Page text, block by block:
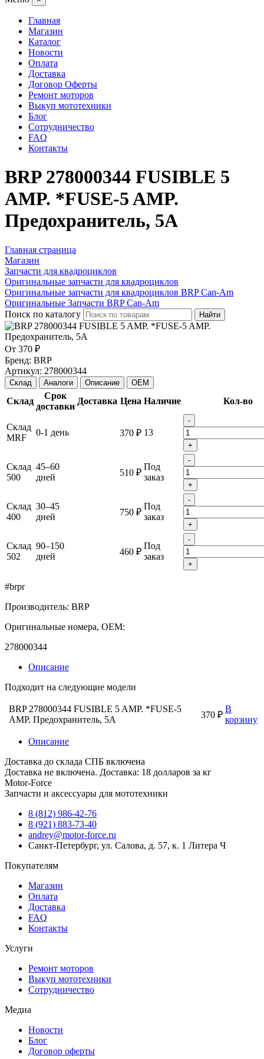
Главная
Магазин
Каталог
Новости
Оплата
Доставка
Договор Оферты
Ремонт моторов
Выкуп мототехники
Блог
Сотрудничество
FAQ
Контакты
BRP 278000344 FUSIBLE 5
AMP. *FUSE-5 AMP.
Предохранитель, 5А
Главная страница
Магазин
Запчасти для квадроциклов
Оригинальные запчасти для квадроциклов
Оригинальные запчасти для квадроциклов BRP Can-Am
Оригинальные Запчасти BRP Can-Am
Поиск по каталогу
Найти
От 370 ₽
Бренд: BRP
Артикул: 278000344
Склад Аналоги Описание OEM
Склад
Срок
доставки
Доставка Цена Наличие Кол-во
Склад
MRF
0-1 день 370 ₽ 13
-
+
Склад
500
45–60
дней
510 ₽
Под
заказ
-
+
Склад
400
30–45
дней
750 ₽
Под
заказ
-
+
Склад
502
90–150
дней
460 ₽
Под
заказ
-
+
#brpr
Производитель: BRP
Оригинальные номера, OEM:
278000344
Описание
Подходит на следующие модели
BRP 278000344 FUSIBLE 5 AMP. *FUSE-5
AMP. Предохранитель, 5А
370 ₽
В
корзину
Описание
Доставка до склада СПБ включена
Доставка не включена. Доставка: 18 долларов за кг
Motor-Force
Запчасти и аксессуары для мототехники
8 (812) 986-42-76
8 (921) 883-73-40
andrey@motor-force.ru
Санкт-Петербург, ул. Салова, д. 57, к. 1 Литера Ч
Покупателям
Магазин
Оплата
Доставка
FAQ
Контакты
Услуги
Ремонт моторов
Выкуп мототехники
Сотрудничество
Медиа
Новости
Блог
Договор оферты